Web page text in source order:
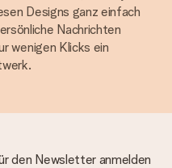
Designs ganz einfach
Nachrichten
wenigen Klicks ein
den Newsletter anmelden